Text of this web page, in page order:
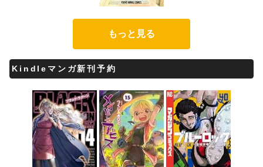
もっと見る
Kindleマンガ新刊予約